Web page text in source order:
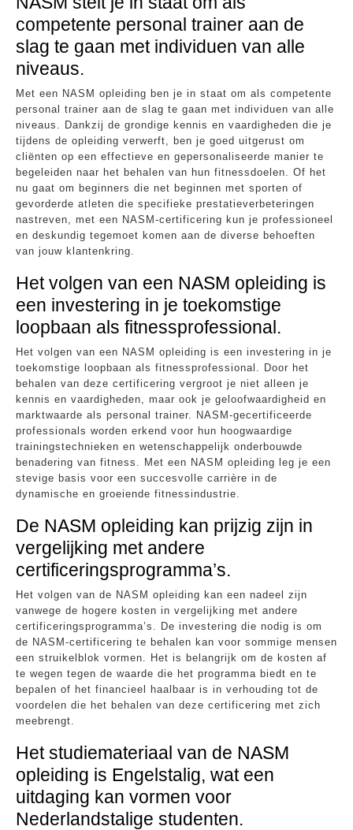
competente personal trainer aan de
slag te gaan met individuen van alle
niveaus.
Met een NASM opleiding ben je in staat om als competente
personal trainer aan de slag te gaan met individuen van alle
niveaus. Dankzij de grondige kennis en vaardigheden die je
tijdens de opleiding verwerft, ben je goed uitgerust om
cliënten op een effectieve en gepersonaliseerde manier te
begeleiden naar het behalen van hun fitnessdoelen. Of het
nu gaat om beginners die net beginnen met sporten of
gevorderde atleten die specifieke prestatieverbeteringen
nastreven, met een NASM-certificering kun je professioneel
en deskundig tegemoet komen aan de diverse behoeften
van jouw klantenkring.
Het volgen van een NASM opleiding is
een investering in je toekomstige
loopbaan als fitnessprofessional.
Het volgen van een NASM opleiding is een investering in je
toekomstige loopbaan als fitnessprofessional. Door het
behalen van deze certificering vergroot je niet alleen je
kennis en vaardigheden, maar ook je geloofwaardigheid en
marktwaarde als personal trainer. NASM-gecertificeerde
professionals worden erkend voor hun hoogwaardige
trainingstechnieken en wetenschappelijk onderbouwde
benadering van fitness. Met een NASM opleiding leg je een
stevige basis voor een succesvolle carrière in de
dynamische en groeiende fitnessindustrie.
De NASM opleiding kan prijzig zijn in
vergelijking met andere
certificeringsprogramma’s.
Het volgen van de NASM opleiding kan een nadeel zijn
vanwege de hogere kosten in vergelijking met andere
certificeringsprogramma’s. De investering die nodig is om
de NASM-certificering te behalen kan voor sommige mensen
een struikelblok vormen. Het is belangrijk om de kosten af
te wegen tegen de waarde die het programma biedt en te
bepalen of het financieel haalbaar is in verhouding tot de
voordelen die het behalen van deze certificering met zich
meebrengt.
Het studiemateriaal van de NASM
opleiding is Engelstalig, wat een
uitdaging kan vormen voor
Nederlandstalige studenten.